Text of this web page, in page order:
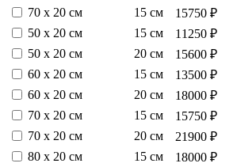
70 х 20 см
15 см
15750 ₽
50 х 20 см
15 см
11250 ₽
50 х 20 см
20 см
15600 ₽
60 х 20 см
15 см
13500 ₽
60 х 20 см
20 см
18000 ₽
70 х 20 см
15 см
15750 ₽
70 х 20 см
20 см
21900 ₽
80 х 20 см
15 см
18000 ₽